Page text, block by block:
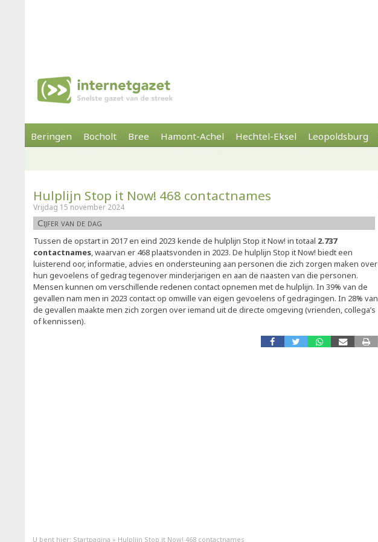
Beringen Bocholt Bree Hamont-Achel Hechtel-Eksel Leopoldsburg
Hulplijn Stop it Now! 468 contactnames
Vrijdag 15 november 2024
Cijfer van de dag
Tussen de opstart in 2017 en eind 2023 kende de hulplijn Stop it Now! in totaal 2.737
contactnames, waarvan er 468 plaatsvonden in 2023. De hulplijn Stop it Now! biedt een
luisterend oor, informatie, advies en ondersteuning aan personen die zich zorgen maken over
hun gevoelens of gedrag tegenover minderjarigen en aan de naasten van die personen.
Mensen kunnen om verschillende redenen contact opnemen met de hulplijn. In 39% van de
gevallen nam men in 2023 contact op omwille van eigen gevoelens of gedragingen. In 28% van
de gevallen maakte men zich zorgen over iemand uit de directe omgeving (vrienden, collega’s
of kennissen).
U bent hier: Startpagina » Hulplijn Stop it Now! 468 contactnames